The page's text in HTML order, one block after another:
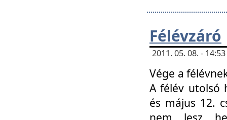
Félévzáró
2011. 05. 08. -
Vége a
A félév utolsó
és május 12.